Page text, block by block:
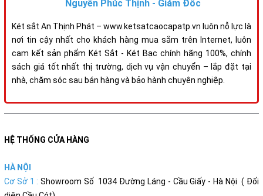
Nguyễn Phúc Thịnh - Giám Đốc
Két sắt An Thịnh Phát – www.ketsatcaocapatp.vn luôn nỗ lực là
nơi tin cậy nhất cho khách hàng mua sắm trên Internet, luôn
cam kết sản phẩm Két Sắt - Két Bạc chính hãng 100%, chính
sách giá tốt nhất thị trường, dịch vụ vận chuyển – lắp đặt tại
nhà, chăm sóc sau bán hàng và bảo hành chuyên nghiệp.
HỆ THỐNG CỬA HÀNG
HÀ NỘI
Cơ Sở 1 : Showroom Số 1034 Đường Láng - Cầu Giấy - Hà Nội ( Đối